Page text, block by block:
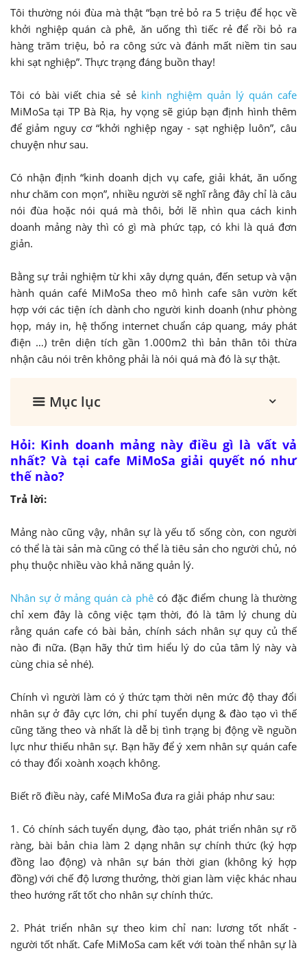
Tôi thường nói đùa mà thật “bạn trẻ bỏ ra 5 triệu để học về
khởi nghiệp quán cà phê, ăn uống thì tiếc rẻ để rồi bỏ ra
hàng trăm triệu, bỏ ra công sức và đánh mất niềm tin sau
khi sạt nghiệp”. Thực trạng đáng buồn thay!
Tôi có bài viết chia sẻ sẻ kinh nghiệm quản lý quán cafe
MiMoSa tại TP Bà Rịa, hy vọng sẽ giúp bạn định hình thêm
để giảm nguy cơ “khởi nghiệp ngay - sạt nghiệp luôn”, câu
chuyện như sau.
Có nhận định “kinh doanh dịch vụ cafe, giải khát, ăn uống
như chăm con mọn”, nhiều người sẽ nghĩ rằng đây chỉ là câu
nói đùa hoặc nói quá mà thôi, bởi lẽ nhìn qua cách kinh
doanh mảng này thì có gì mà phức tạp, có khi là quá đơn
giản.
Bằng sự trải nghiệm từ khi xây dựng quán, đến setup và vận
hành quán café MiMoSa theo mô hình cafe sân vườn kết
hợp với các tiện ích dành cho người kinh doanh (như phòng
họp, máy in, hệ thống internet chuẩn cáp quang, máy phát
điện …) trên diện tích gần 1.000m2 thì bản thân tôi thừa
nhận câu nói trên không phải là nói quá mà đó là sự thật.
Mục lục
Hỏi: Kinh doanh mảng này điều gì là vất vả
nhất? Và tại cafe MiMoSa giải quyết nó như
thế nào?
Trả lời:
Mảng nào cũng vậy, nhân sự là yếu tố sống còn, con người
có thể là tài sản mà cũng có thể là tiêu sản cho người chủ, nó
phụ thuộc nhiều vào khả năng quản lý.
Nhân sự ở mảng quán cà phêcó đặc điểm chung là thường
chỉ xem đây là công việc tạm thời, đó là tâm lý chung dù
rằng quán cafe có bài bản, chính sách nhân sự quy củ thế
nào đi nữa. (Bạn hãy thử tìm hiểu lý do của tâm lý này và
cùng chia sẻ nhé).
Chính vì người làm có ý thức tạm thời nên mức độ thay đổi
nhân sự ở đây cực lớn, chi phí tuyển dụng & đào tạo vì thế
cũng tăng theo và nhất là dễ bị tình trạng bị động về nguồn
lực như thiếu nhân sự. Bạn hãy để ý xem nhân sự quán cafe
có thay đổi xoành xoạch không.
Biết rõ điều này, café MiMoSa đưa ra giải pháp như sau:
1. Có chính sách tuyển dụng, đào tạo, phát triển nhân sự rõ
ràng, bài bản chia làm 2 dạng nhân sự chính thức (ký hợp
đồng lao động) và nhân sự bán thời gian (không ký hợp
đồng) với chế độ lương thưởng, thời gian làm việc khác nhau
theo hướng rất tốt cho nhân sự chính thức.
2. Phát triển nhân sự theo kim chỉ nan: lương tốt nhất -
người tốt nhất. Cafe MiMoSa cam kết với toàn thể nhân sự là